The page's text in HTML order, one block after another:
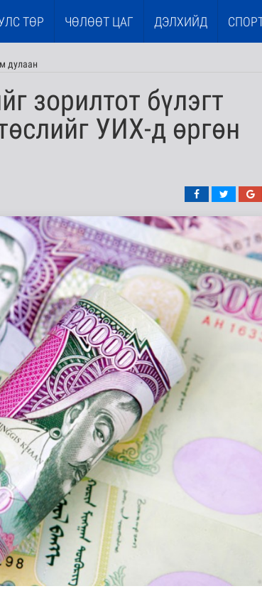
ТӨР ЧӨЛӨӨТ ЦАГ ДЭЛХИЙД
дулаан
бүрдүүлэх хүрээнд ДЭМБ-тай х..
зорилтот бүлэгт
УИХ-д өргөн